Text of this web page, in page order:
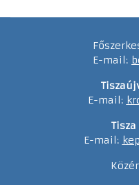
E-mail:
E-mail:
E-mail: